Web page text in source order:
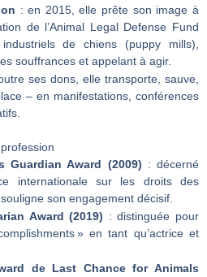
: en 2015, elle prête son image à
de l’Animal Legal Defense Fund
de chiens (puppy mills),
souffrances et appelant à agir.
ses dons, elle transporte, sauve,
– en manifestations, conférences
Guardian Award (2009) : décerné
internationale sur les droits des
son engagement décisif.
Award (2019) : distinguée pour
» en tant qu’actrice et
de Last Chance for Animals